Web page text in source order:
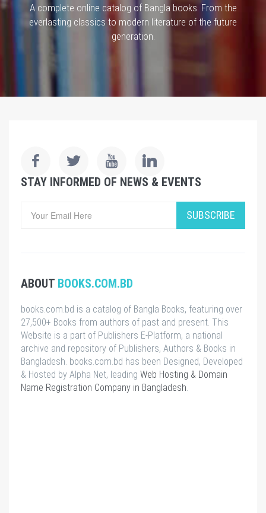
A complete online catalog of Bangla books. From the
everlasting classics to modern literature of the future
generation.
STAY INFORMED OF NEWS & EVENTS
SUBSCRIBE
ABOUT BOOKS.COM.BD
books.com.bd is a catalog of Bangla Books, featuring over
27,500+ Books from authors of past and present. This
Website is a part of Publishers E-Platform, a national
archive and repository of Publishers, Authors & Books in
Bangladesh. books.com.bd has been Designed, Developed
& Hosted by Alpha Net, leading Web Hosting & Domain
Name Registration Company in Bangladesh